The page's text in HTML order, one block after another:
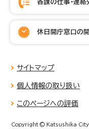
各課の仕事・連絡
休日開庁窓口の
サイトマップ
個人情報の取り扱い
このページへの評価
Copyright © Katsushika